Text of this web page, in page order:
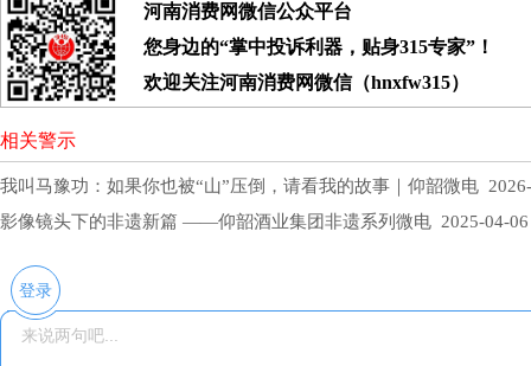
河南消费网微信公众平台
您身边的“掌中投诉利器，贴身315专家”！
欢迎关注河南消费网微信（hnxfw315）
相关警示
我叫马豫功：如果你也被“山”压倒，请看我的故事｜仰韶微电
影像镜头下的非遗新篇 ——仰韶酒业集团非遗系列微电 2025-04-
登录